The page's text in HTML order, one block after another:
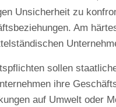
Unsicherheit zu
Am
sollen
ihre
auf Umwelt oder